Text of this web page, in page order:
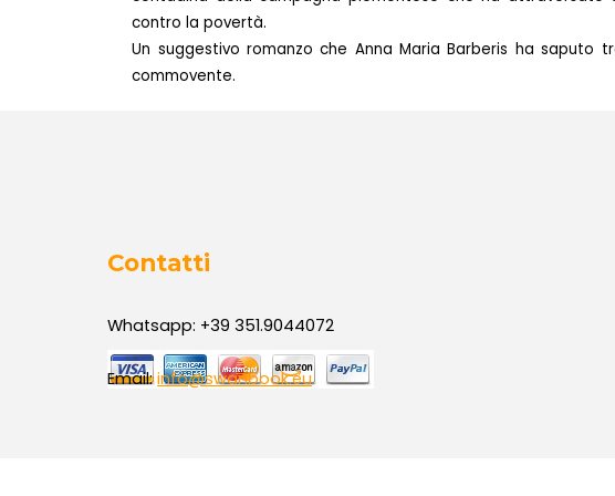
contro la povertà.
Un suggestivo romanzo che Anna Maria Barberis ha saputo
commovente.
Contatti
Whatsapp: +39 351.9044072
Email:info@swanbook.eu